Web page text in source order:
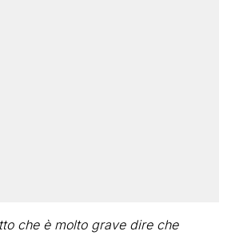
che è molto grave dire che